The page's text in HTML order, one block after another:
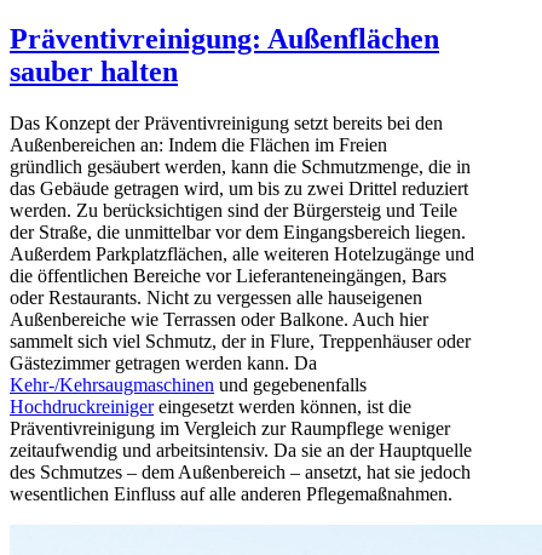
Präventivreinigung: Außenflächen
sauber halten
Das Konzept der Präventivreinigung setzt bereits bei den
Außenbereichen an: Indem die Flächen im Freien
gründlich gesäubert werden, kann die Schmutzmenge, die in
das Gebäude getragen wird, um bis zu zwei Drittel reduziert
werden. Zu berücksichtigen sind der Bürgersteig und Teile
der Straße, die unmittelbar vor dem Eingangsbereich liegen.
Außerdem Parkplatzflächen, alle weiteren Hotelzugänge und
die öffentlichen Bereiche vor Lieferanteneingängen, Bars
oder Restaurants. Nicht zu vergessen alle hauseigenen
Außenbereiche wie Terrassen oder Balkone. Auch hier
sammelt sich viel Schmutz, der in Flure, Treppenhäuser oder
Gästezimmer getragen werden kann. Da
Kehr-/Kehrsaugmaschinen und gegebenenfalls
Hochdruckreinigereingesetzt werden können, ist die
Präventivreinigung im Vergleich zur Raumpflege weniger
zeitaufwendig und arbeitsintensiv. Da sie an der Hauptquelle
des Schmutzes – dem Außenbereich – ansetzt, hat sie jedoch
wesentlichen Einfluss auf alle anderen Pflegemaßnahmen.